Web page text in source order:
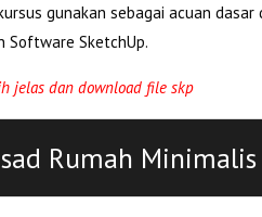
gunakan sebagai acuan dasar
Software SketchUp.
jelas dan download file skp
Rumah Minimalis